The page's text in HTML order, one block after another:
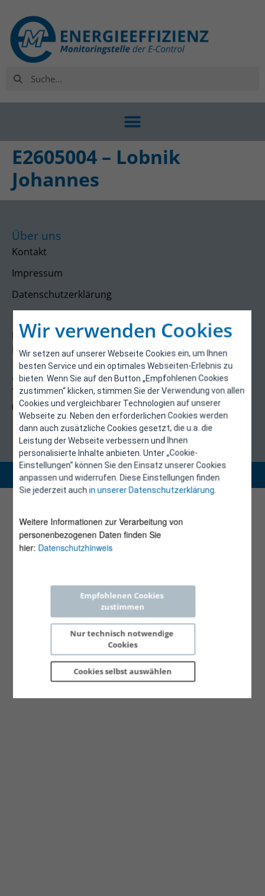
Wir verwenden Cookies
Wir setzen auf unserer Webseite Cookies ein, um Ihnen
besten Service und ein optimales Webseiten-Erlebnis zu
bieten. Wenn Sie auf den Button „Empfohlenen Cookies
zustimmen“ klicken, stimmen Sie der Verwendung von allen
Cookies und vergleichbarer Technologien auf unserer
Webseite zu. Neben den erforderlichen Cookies werden
dann auch zusätzliche Cookies gesetzt, die u.a. die
Leistung der Webseite verbessern und Ihnen
personalisierte Inhalte anbieten. Unter „Cookie-
Einstellungen“ können Sie den Einsatz unserer Cookies
anpassen und widerrufen. Diese Einstellungen finden
Sie jederzeit auchin unserer Datenschutzerklärung.
Weitere Informationen zur Verarbeitung von
personenbezogenen Daten finden Sie
hier: Datenschutzhinweis
Empfohlenen Cookies
zustimmen
Nur technisch notwendige
Cookies
Cookies selbst auswählen
E2605004 – Lobnik
Johannes
Über uns
Kontakt
Impressum
Datenschutzerklärung
Kontakt
E-Control
Rudolfsplatz 13a
1010 Wien
energieeffizienz@e-control.at
Tel +43 1 5324724
(Mo, Mi-Fr 09:30-12:30 Uhr)
Copyright 2026 © E-Control